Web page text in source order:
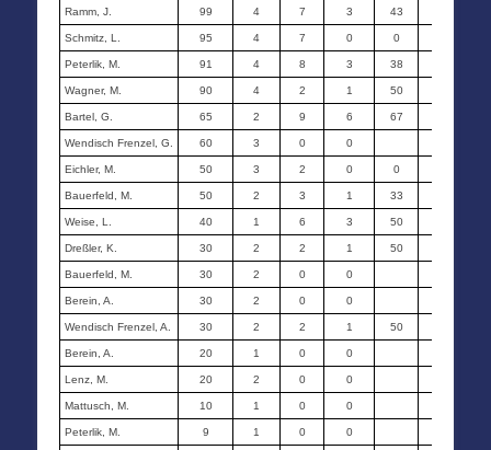
Ramm, J. 99 4 7 3 43
Schmitz, L. 95 4 7 0 0
Peterlik, M. 91 4 8 3 38
Wagner, M. 90 4 2 1 50
Bartel, G. 65 2 9 6 67
Wendisch Frenzel, G. 60 3 0 0
Eichler, M. 50 3 2 0 0
Bauerfeld, M. 50 2 3 1 33
Weise, L. 40 1 6 3 50
Dreßler, K. 30 2 2 1 50
Bauerfeld, M. 30 2 0 0
Berein, A. 30 2 0 0
Wendisch Frenzel, A. 30 2 2 1 50
Berein, A. 20 1 0 0
Lenz, M. 20 2 0 0
Mattusch, M. 10 1 0 0
Peterlik, M. 9 1 0 0